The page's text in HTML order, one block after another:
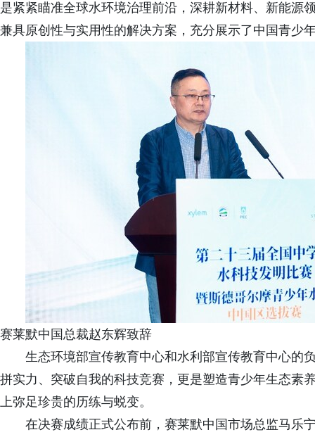
是紧紧瞄准全球水环境治理前沿，深耕新材料、新能源
兼具原创性与实用性的解决方案，充分展示了中国青少
赛莱默中国总裁赵东辉致辞
生态环境部宣传教育中心和水利部宣传教育中心的
拼实力、突破自我的科技竞赛，更是塑造青少年生态素
上弥足珍贵的历练与蜕变。
在决赛成绩正式公布前，赛莱默中国市场总监马乐